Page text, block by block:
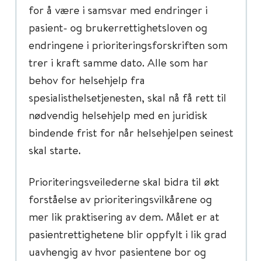
for å være i samsvar med endringer i
pasient- og brukerrettighetsloven og
endringene i prioriteringsforskriften som
trer i kraft samme dato. Alle som har
behov for helsehjelp fra
spesialisthelsetjenesten, skal nå få rett til
nødvendig helsehjelp med en juridisk
bindende frist for når helsehjelpen seinest
skal starte.
Prioriteringsveilederne skal bidra til økt
forståelse av prioriteringsvilkårene og
mer lik praktisering av dem. Målet er at
pasientrettighetene blir oppfylt i lik grad
uavhengig av hvor pasientene bor og